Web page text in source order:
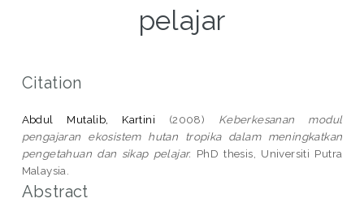
pelajar
Citation
Abdul Mutalib, Kartini (2008) Keberkesanan modul
pengajaran ekosistem hutan tropika dalam meningkatkan
pengetahuan dan sikap pelajar. PhD thesis, Universiti Putra
Malaysia.
Abstract